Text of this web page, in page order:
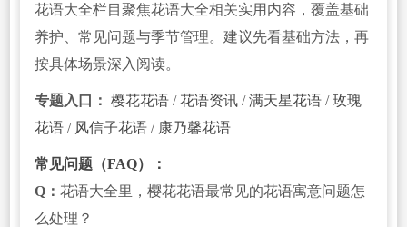
花语大全栏目聚焦花语大全相关实用内容，覆盖基础
养护、常见问题与季节管理。建议先看基础方法，再
按具体场景深入阅读。
专题入口： 樱花花语/花语资讯/满天星花语/玫瑰
花语/ 风信子花语/ 康乃馨花语
常见问题（FAQ）：
Q： 花语大全里，樱花花语最常见的花语寓意问题怎
么处理？